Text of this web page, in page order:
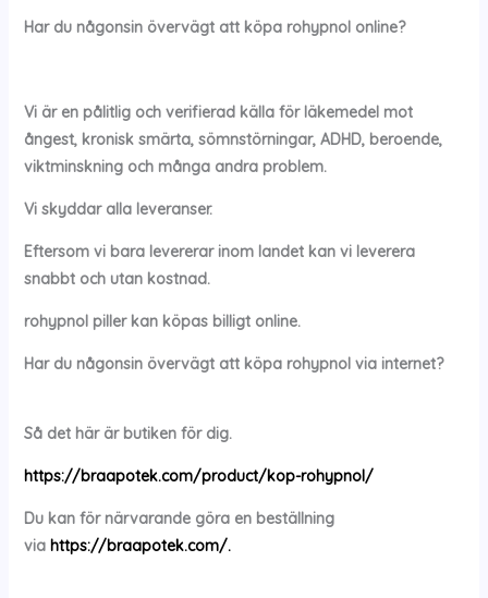
Har du någonsin övervägt att köpa rohypnolonline?
Vi är en pålitlig och verifierad källa för läkemedel mot
ångest, kronisk smärta, sömnstörningar, ADHD, beroende,
viktminskning och många andra problem.
Vi skyddar alla leveranser.
Eftersom vi bara levererar inom landet kan vi leverera
snabbt och utan kostnad.
rohypnol piller kan köpas billigt online.
Har du någonsin övervägt att köpa rohypnol via internet?
Så det här är butiken för dig.
https://braapotek.com/product/kop-rohypnol/
Du kan för närvarande göra en beställning
via https://braapotek.com/.